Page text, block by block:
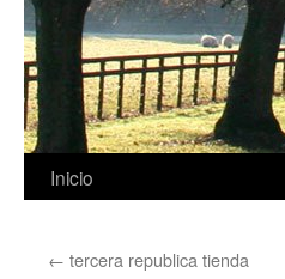
Saltar
contenido
Inicio
← tercera republica tienda